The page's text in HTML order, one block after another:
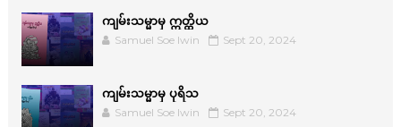
ကျမ်းသမ္မာမှ ဣတ္ထိယ
Samuel Soe lwin Sept 20, 2024
ကျမ်းသမ္မာမှ ပုရိသ
Samuel Soe lwin Sept 20, 2024